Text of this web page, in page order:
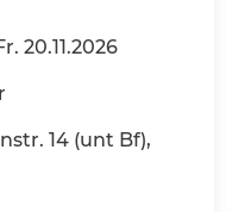
20.11.2026
14 (unt Bf),